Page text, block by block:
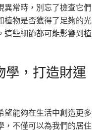
異常時，別忘了檢查它們
植物是否獲得了足夠的光
這些細節都可能影響到植
學，打造財運
望能夠在生活中創造更多
，不僅可以為我們的居住